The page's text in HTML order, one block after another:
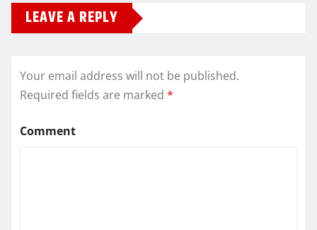
LEAVE A REPLY
Your email address will not be published.
Required fields are marked *
Comment